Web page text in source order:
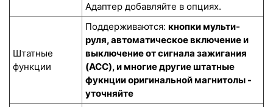
Адаптер добавляйте в опциях.
Штатные
функции
Поддерживаются: кнопки мульти-
руля, автоматическое включение и
выключение от сигнала зажигания
(ACC), и многие другие штатные
фукнции оригинальной магнитолы -
уточняйте